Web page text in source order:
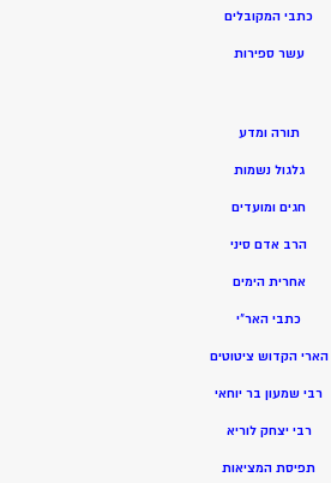
כתבי המקובלים
עשר ספירות
תורה ומדע
גלגול נשמות
חגים ומועדים
הרב אדם סיני
אחרית הימים
כתבי האר”י
הארי הקדוש ציטוטים
רבי שמעון בר יוחאי
רבי יצחק לוריא
תפיסת המציאות